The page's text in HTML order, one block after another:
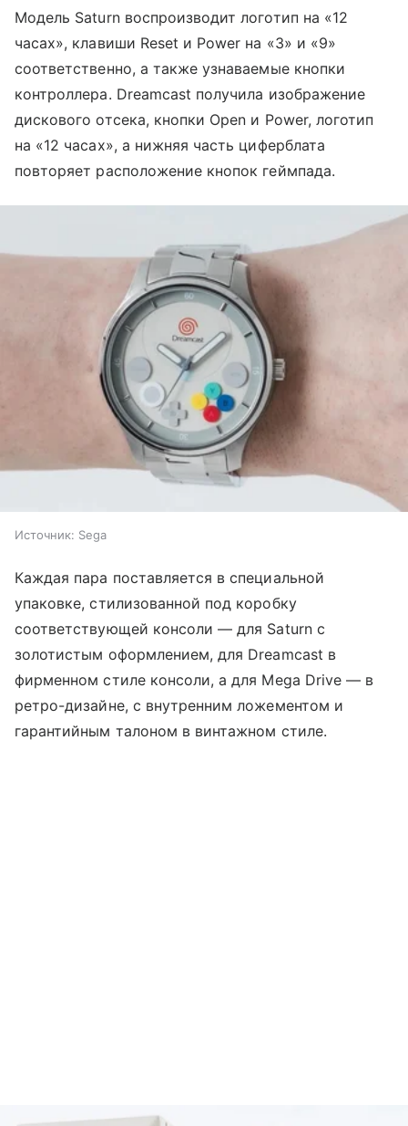
Модель Saturn воспроизводит логотип на «12
часах», клавиши Reset и Power на «3» и «9»
соответственно, а также узнаваемые кнопки
контроллера. Dreamcast получила изображение
дискового отсека, кнопки Open и Power, логотип
на «12 часах», а нижняя часть циферблата
повторяет расположение кнопок геймпада.
Источник: Sega
Каждая пара поставляется в специальной
упаковке, стилизованной под коробку
соответствующей консоли — для Saturn с
золотистым оформлением, для Dreamcast в
фирменном стиле консоли, а для Mega Drive — в
ретро-дизайне, с внутренним ложементом и
гарантийным талоном в винтажном стиле.